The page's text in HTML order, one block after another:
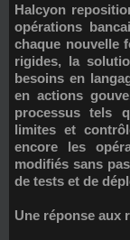
Halcyon
opérations
chaque nouvelle
rigides, la
besoins en
en actions
processus tels
limites et
encore les
modifiés sans
de tests et de
Une réponse aux